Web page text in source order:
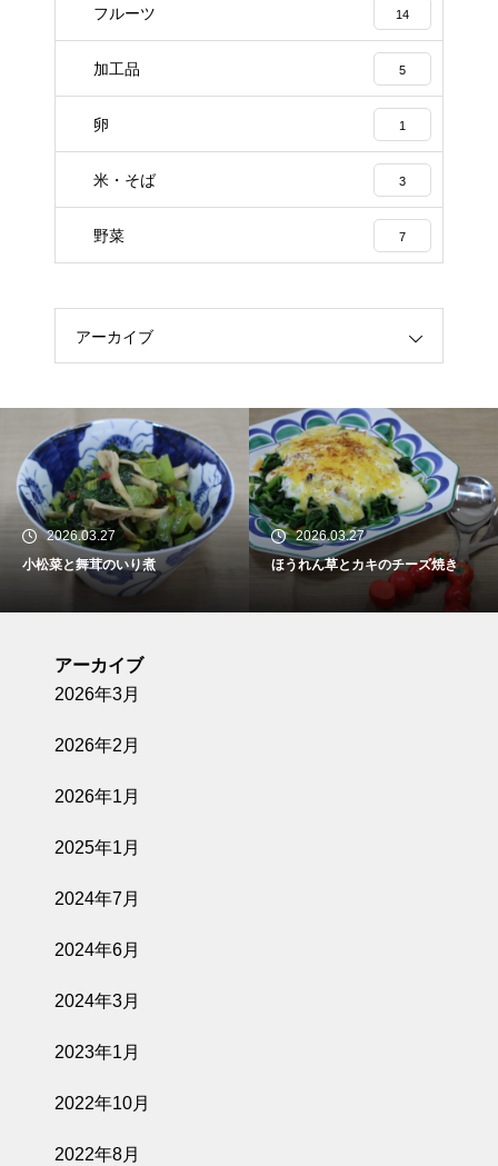
フルーツ 14
加工品 5
卵 1
米・そば 3
野菜 7
アーカイブ
2026.03.27
小松菜と舞茸のいり煮
2026.03.27
ほうれん草とカキのチーズ焼き
アーカイブ
2026年3月
2026年2月
2026年1月
2025年1月
2024年7月
2024年6月
2024年3月
2023年1月
2022年10月
2022年8月